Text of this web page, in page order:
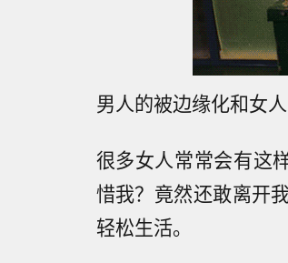
男人的被边缘化和女
很多女人常常会有这
惜我？竟然还敢离开
轻松生活。